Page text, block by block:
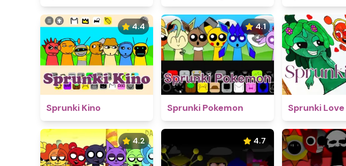
4.4
Sprunki Kino
4.1
Sprunki Pokemon Sprunki Love
4.2 4.7